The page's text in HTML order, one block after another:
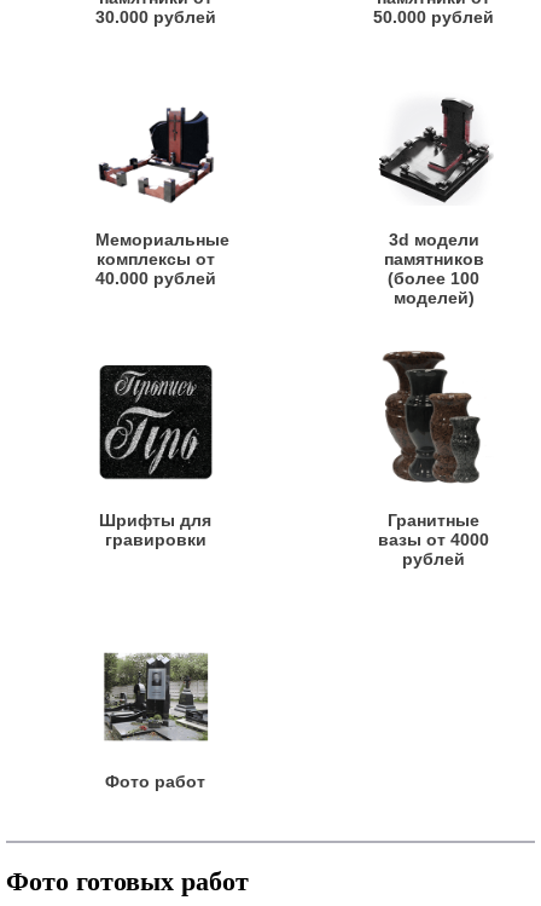
30.000 рублей
50.000 рублей
Мемориальные
комплексы от
40.000 рублей
3d модели
памятников
(более 100
моделей)
Шрифты для
гравировки
Гранитные
вазы от 4000
рублей
Фото работ
Фото готовых работ